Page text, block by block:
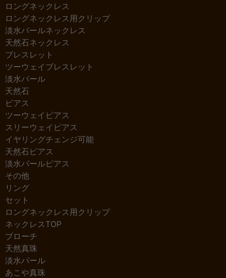
ロングネックレス
ロングネックレス用クリップ
淡水パールネックレス
天然石ネックレス
ブレスレット
ツーウェイブレスレット
淡水パール
天然石
ピアス
ツーウェイピアス
スリーウェイピアス
イヤリングチェンジ可能
天然石ピアス
淡水パールピアス
その他
リング
セット
ロングネックレス用クリップ
ネックレスTOP
ブローチ
天然真珠
淡水パール
あこや真珠